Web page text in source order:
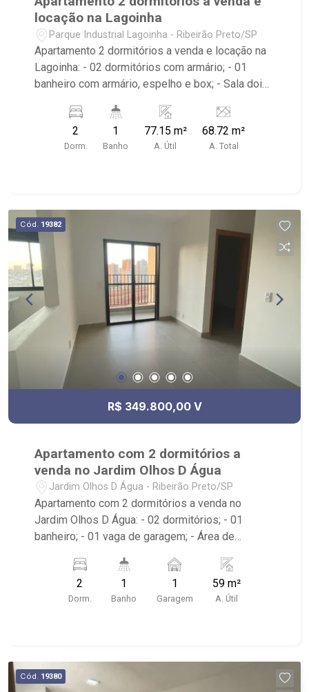
locação na Lagoinha
Parque Industrial Lagoinha - Ribeirão Preto/SP
Apartamento 2 dormitórios a venda e locação na
Lagoinha: - 02 dormitórios com armário; - 01
banheiro com armário, espelho e box; - Sala dois
no imóvel; - Cozinha planejada; - Área de Serviço
planejada; - Edifício com portaria 24h e elevador;
- Próximo ao Sesi, Tonin Superatacado e Av.
2
Dorm.
1
Banho
77.15 m²
A. Útil
68.72 m²
A. Total
Cód. 19382
R$ 349.800,00 V
Apartamento com 2 dormitórios a
venda no Jardim Olhos D Água
Jardim Olhos D Água - Ribeirão Preto/SP
Apartamento com 2 dormitórios a venda no
Jardim Olhos D Água: - 02 dormitórios; - 01
banheiro; - 01 vaga de garagem; - Área de
portaria 24 horas, elevador, piscina, sauna, quadra
poliesportiva, playground, área de churrasco,
salão de festa, academia, praça e espaço pra
2
Dorm.
1
Banho
1
Garagem
59 m²
A. Útil
Cód. 19380